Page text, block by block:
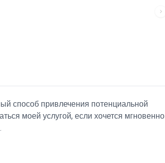
способ привлечения потенциальной
моей услугой, если хочется мгновенно